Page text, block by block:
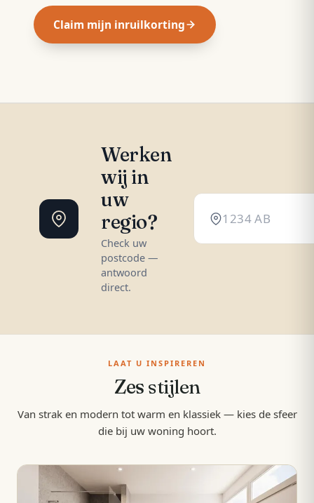
Claim mijn inruilkorting
Werken
wij in
uw
regio?
Check uw
postcode —
antwoord
direct.
LAAT U INSPIREREN
Zes stijlen
Van strak en modern tot warm en klassiek — kies de sfeer
die bij uw woning hoort.